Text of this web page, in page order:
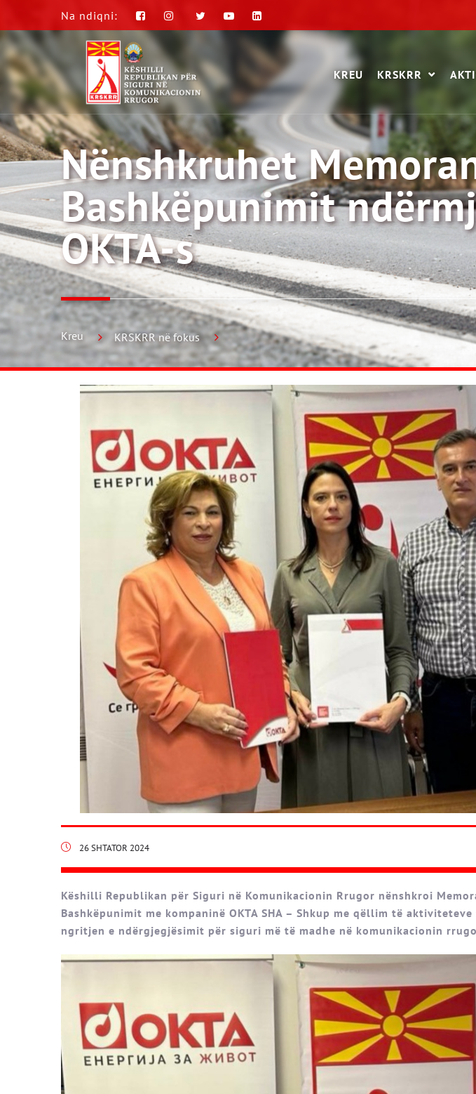
Na ndiqni:
KREU KRSKRR
Nënshkruhet
Bashkëpunimit
OKTA-s
Kreu KRSKRR në fokus
26 SHTATOR 2024
Këshilli Republikan për Siguri në Komunikacionin Rrugor nënshkroi
Bashkëpunimit me kompaninë OKTA SHA – Shkup me qëllim të
ngritjen e ndërgjegjësimit për siguri më të madhe në komunikacionin